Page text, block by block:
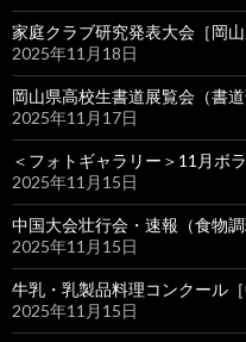
家庭クラブ研究発表大会［岡
2025年11月18日
岡山県高校生書道展覧会（書道
2025年11月17日
＜フォトギャラリー＞11月ボ
2025年11月15日
中国大会壮行会・速報（食物調
2025年11月15日
牛乳・乳製品料理コンクール
2025年11月15日